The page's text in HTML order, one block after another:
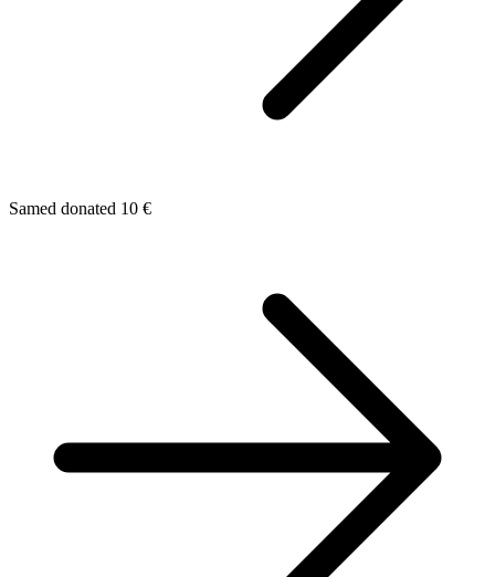
Samed donated 10 €